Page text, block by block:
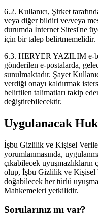
6.2. Kullanıcı, Şirket
veya diğer bildiri ve/veya
durumda İnternet Sitesi'ne
için bir talep belirtmemelidir.
6.3. HERYER YAZILIM e-
gönderilen e-postalarda,
sunulmaktadır. Şayet
verdiği onayı kaldırmak
belirtilen talimatları takip
değiştirebilecektir.
Uygulanacak
İşbu Gizlilik ve Kişisel
yorumlanmasında,
çıkabilecek
olup, İşbu Gizlilik ve Kişisel
doğabilecek her türlü
Mahkemeleri yetkilidir.
Sorularınız mı var?